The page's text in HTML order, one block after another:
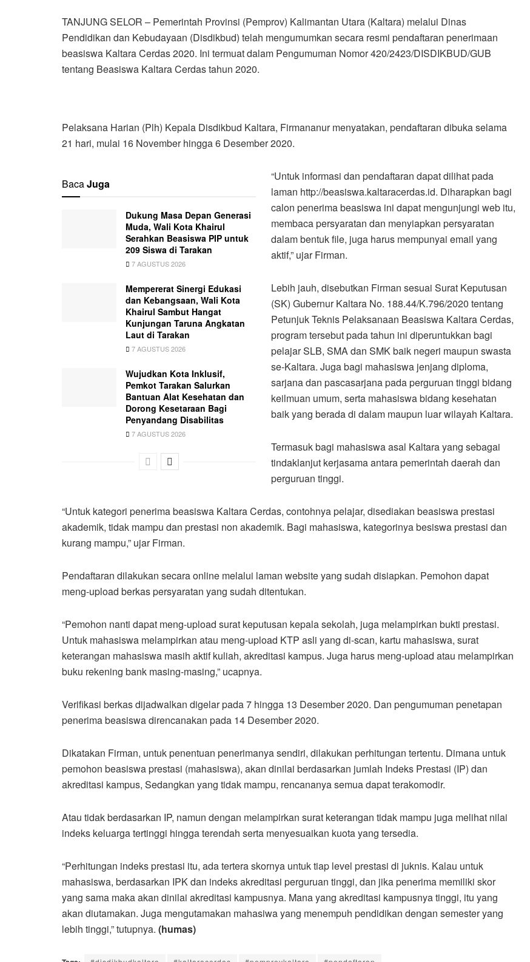
TANJUNG SELOR – Pemerintah Provinsi (Pemprov) Kalimantan Utara (Kaltara) melalui Dinas
Pendidikan dan Kebudayaan (Disdikbud) telah mengumumkan secara resmi pendaftaran penerimaan
beasiswa Kaltara Cerdas 2020. Ini termuat dalam Pengumuman Nomor 420/2423/DISDIKBUD/GUB
tentang Beasiswa Kaltara Cerdas tahun 2020.
Pelaksana Harian (Plh) Kepala Disdikbud Kaltara, Firmananur menyatakan, pendaftaran dibuka selama
21 hari, mulai 16 November hingga 6 Desember 2020.
BacaJuga
Dukung Masa Depan Generasi
Muda, Wali Kota Khairul
Serahkan Beasiswa PIP untuk
209 Siswa di Tarakan
7 AGUSTUS 2026
Mempererat Sinergi Edukasi
dan Kebangsaan, Wali Kota
Khairul Sambut Hangat
Kunjungan Taruna Angkatan
Laut di Tarakan
7 AGUSTUS 2026
Wujudkan Kota Inklusif,
Pemkot Tarakan Salurkan
Bantuan Alat Kesehatan dan
Dorong Kesetaraan Bagi
Penyandang Disabilitas
7 AGUSTUS 2026
“Untuk informasi dan pendaftaran dapat dilihat pada
laman http://beasiswa.kaltaracerdas.id. Diharapkan bagi
calon penerima beasiswa ini dapat mengunjungi web itu,
membaca persyaratan dan menyiapkan persyaratan
dalam bentuk file, juga harus mempunyai email yang
aktif,” ujar Firman.
Lebih jauh, disebutkan Firman sesuai Surat Keputusan
(SK) Gubernur Kaltara No. 188.44/K.796/2020 tentang
Petunjuk Teknis Pelaksanaan Beasiswa Kaltara Cerdas,
program tersebut pada tahun ini diperuntukkan bagi
pelajar SLB, SMA dan SMK baik negeri maupun swasta
se-Kaltara. Juga bagi mahasiswa jenjang diploma,
sarjana dan pascasarjana pada perguruan tinggi bidang
keilmuan umum, serta mahasiswa bidang kesehatan
baik yang berada di dalam maupun luar wilayah Kaltara.
Termasuk bagi mahasiswa asal Kaltara yang sebagai
tindaklanjut kerjasama antara pemerintah daerah dan
perguruan tinggi.
“Untuk kategori penerima beasiswa Kaltara Cerdas, contohnya pelajar, disediakan beasiswa prestasi
akademik, tidak mampu dan prestasi non akademik. Bagi mahasiswa, kategorinya besiswa prestasi dan
kurang mampu,” ujar Firman.
Pendaftaran dilakukan secara online melalui laman website yang sudah disiapkan. Pemohon dapat
meng-upload berkas persyaratan yang sudah ditentukan.
“Pemohon nanti dapat meng-upload surat keputusan kepala sekolah, juga melampirkan bukti prestasi.
Untuk mahasiswa melampirkan atau meng-upload KTP asli yang di-scan, kartu mahasiswa, surat
keterangan mahasiswa masih aktif kuliah, akreditasi kampus. Juga harus meng-upload atau melampirkan
buku rekening bank masing-masing,” ucapnya.
Verifikasi berkas dijadwalkan digelar pada 7 hingga 13 Desember 2020. Dan pengumuman penetapan
penerima beasiswa direncanakan pada 14 Desember 2020.
Dikatakan Firman, untuk penentuan penerimanya sendiri, dilakukan perhitungan tertentu. Dimana untuk
pemohon beasiswa prestasi (mahasiswa), akan dinilai berdasarkan jumlah Indeks Prestasi (IP) dan
akreditasi kampus, Sedangkan yang tidak mampu, rencananya semua dapat terakomodir.
Atau tidak berdasarkan IP, namun dengan melampirkan surat keterangan tidak mampu juga melihat nilai
indeks keluarga tertinggi hingga terendah serta menyesuaikan kuota yang tersedia.
“Perhitungan indeks prestasi itu, ada tertera skornya untuk tiap level prestasi di juknis. Kalau untuk
mahasiswa, berdasarkan IPK dan indeks akreditasi perguruan tinggi, dan jika penerima memiliki skor
yang sama maka akan dinilai akreditasi kampusnya. Mana yang akreditasi kampusnya tinggi, itu yang
akan diutamakan. Juga mengutamakan mahasiwa yang menempuh pendidikan dengan semester yang
lebih tinggi,” tutupnya. (humas)